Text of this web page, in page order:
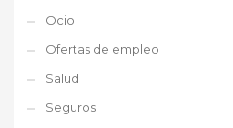
Ocio
Ofertas de empleo
Salud
Seguros